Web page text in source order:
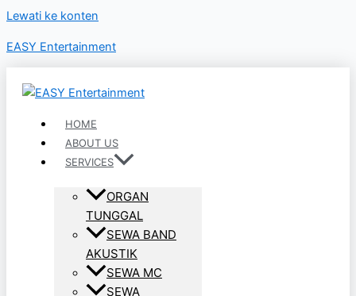
Lewati ke konten
EASY Entertainment
HOME
ABOUT US
SERVICES
ORGAN
TUNGGAL
SEWA BAND
AKUSTIK
SEWA MC
SEWA